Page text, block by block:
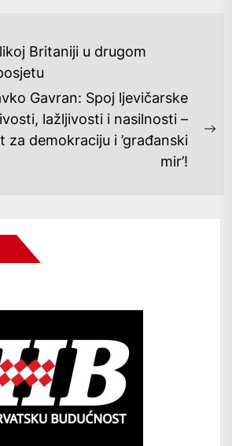
Britaniji u drugom
Gavran: Spoj ljevičarske
lažljivosti i nasilnosti –
za demokraciju i ’građanski
mir’!